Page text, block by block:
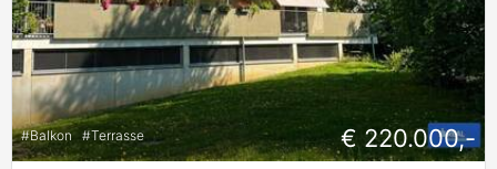
#Balkon #Terrasse € 220.000,-